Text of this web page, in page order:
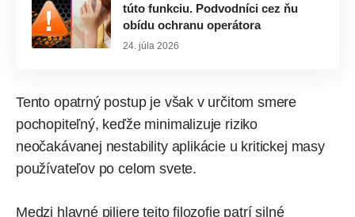
túto funkciu. Podvodníci cez ňu
obídu ochranu operátora
24. júla 2026
Tento opatrný postup je však v určitom smere
pochopiteľný, keďže minimalizuje riziko
neočakávanej nestability aplikácie u kritickej masy
používateľov po celom svete.
Medzi hlavné piliere tejto filozofie patrí silné